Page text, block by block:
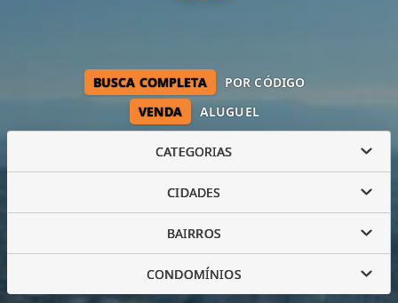
VENDA ALUGUEL
BUSCA COMPLETA POR CÓDIGO
CATEGORIAS
CIDADES
BAIRROS
CONDOMÍNIOS